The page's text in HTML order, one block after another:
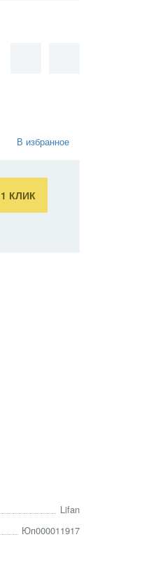
В избранное
КЛИК
Lifan
Юп000011917